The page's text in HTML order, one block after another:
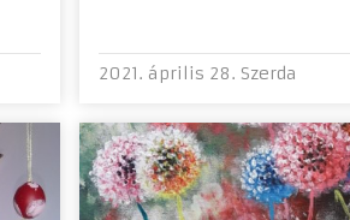
2021. április 28. Szerda